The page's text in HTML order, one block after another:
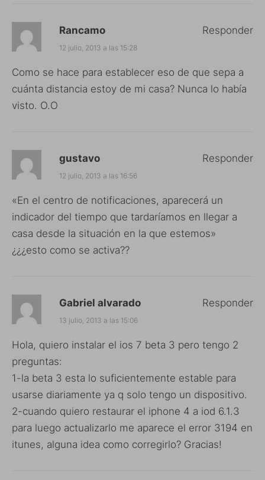
Rancamo
12 julio, 2013 a las 15:28
Como se hace para establecer eso de que sepa a
cuánta distancia estoy de mi casa? Nunca lo había
visto. O.O
Responder
gustavo
12 julio, 2013 a las 16:56
«En el centro de notificaciones, aparecerá un
indicador del tiempo que tardaríamos en llegar a
casa desde la situación en la que estemos»
¿¿¿esto como se activa??
Responder
Gabriel alvarado
13 julio, 2013 a las 15:06
Hola, quiero instalar el ios 7 beta 3 pero tengo 2
preguntas:
1-la beta 3 esta lo suficientemente estable para
usarse diariamente ya q solo tengo un dispositivo.
2-cuando quiero restaurar el iphone 4 a iod 6.1.3
para luego actualizarlo me aparece el error 3194 en
itunes, alguna idea como corregirlo? Gracias!
Responder